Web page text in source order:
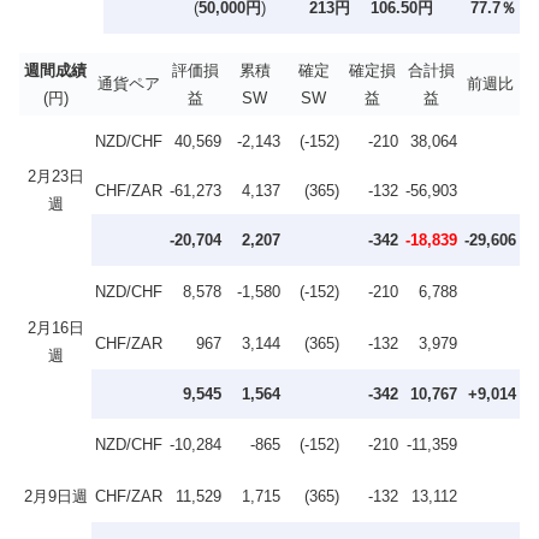
(50,000円) 213円 106.50円 77.7％
週間成績
(円)
通貨ペア
評価損
益
累積
SW
確定
SW
確定損
益
合計損
益
前週比
2月23日
週
NZD/CHF 40,569 -2,143 (-152) -210 38,064
CHF/ZAR -61,273 4,137 (365) -132 -56,903
-20,704 2,207 -342 -18,839 -29,606
2月16日
週
NZD/CHF 8,578 -1,580 (-152) -210 6,788
CHF/ZAR 967 3,144 (365) -132 3,979
9,545 1,564 -342 10,767 +9,014
2月9日週
NZD/CHF -10,284 -865 (-152) -210 -11,359
CHF/ZAR 11,529 1,715 (365) -132 13,112